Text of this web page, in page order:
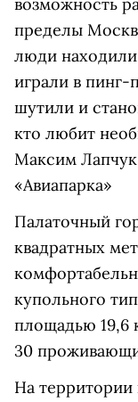
пределы
люди
играли в пинг-
шутили и
кто любит
Максим
«Авиапарка»
Палаточный
квадратных
купольного
площадью 19,6
30
На территории